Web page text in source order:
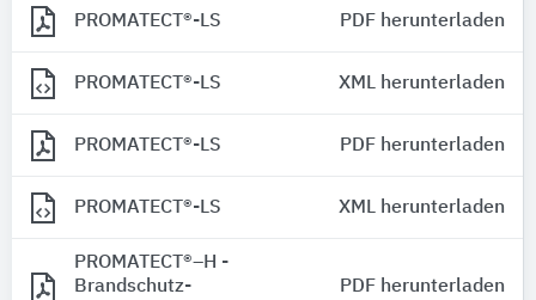
PROMATECT®-LS PDF herunterladen
PROMATECT®-LS XML herunterladen
PROMATECT®-LS PDF herunterladen
PROMATECT®-LS XML herunterladen
PROMATECT®–H -
Brandschutz-
PDF herunterladen